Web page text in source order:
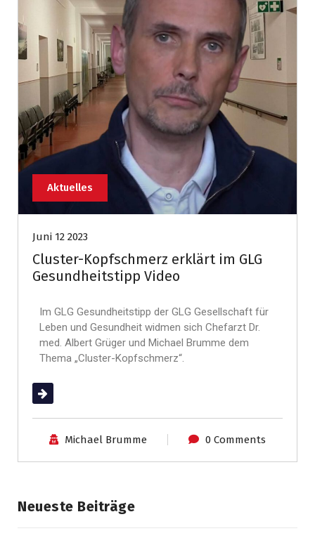
Aktuelles
Juni 12 2023
Cluster-Kopfschmerz erklärt im GLG
Gesundheitstipp Video
Im GLG Gesundheitstipp der GLG Gesellschaft für
Leben und Gesundheit widmen sich Chefarzt Dr.
med. Albert Grüger und Michael Brumme dem
Thema „Cluster-Kopfschmerz“.
(mehr …)
Michael Brumme 0 Comments
Neueste Beiträge